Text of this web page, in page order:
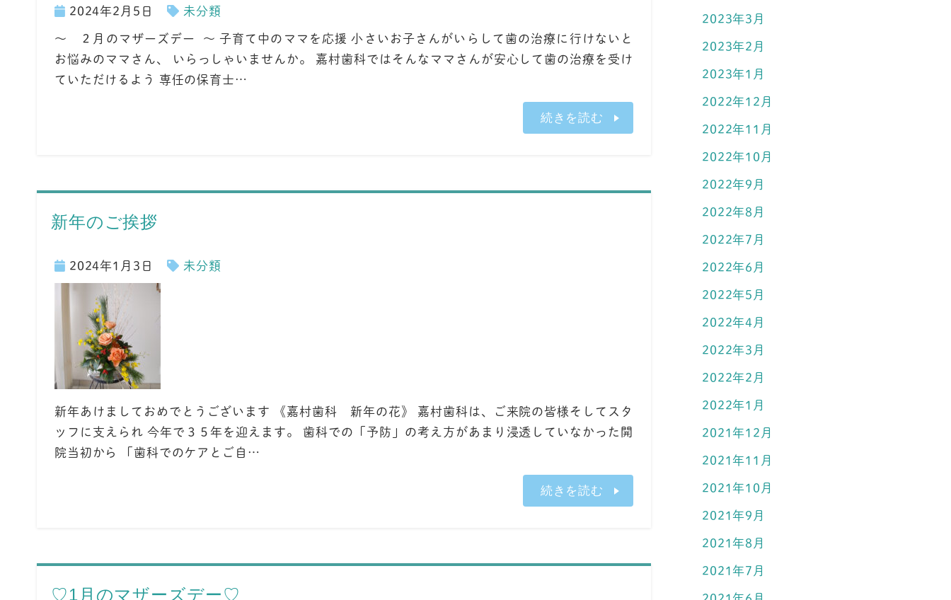
2024年2月5日
未分類
～ ２月のマザーズデー ～ 子育て中のママを応援 小さいお子さんがいらして歯の治療に行けないと
お悩みのママさん、 いらっしゃいませんか。 嘉村歯科ではそんなママさんが安心して歯の治療を受け
ていただけるよう 専任の保育士…
続きを読む
新年のご挨拶
2024年1月3日 未分類
新年あけましておめでとうございます 《嘉村歯科 新年の花》 嘉村歯科は、ご来院の皆様そしてスタ
ッフに支えられ 今年で３５年を迎えます。 歯科での「予防」の考え方があまり浸透していなかった開
院当初から 「歯科でのケアとご自…
続きを読む
♡1月のマザーズデー♡
2023年3月
2023年2月
2023年1月
2022年12月
2022年11月
2022年10月
2022年9月
2022年8月
2022年7月
2022年6月
2022年5月
2022年4月
2022年3月
2022年2月
2022年1月
2021年12月
2021年11月
2021年10月
2021年9月
2021年8月
2021年7月